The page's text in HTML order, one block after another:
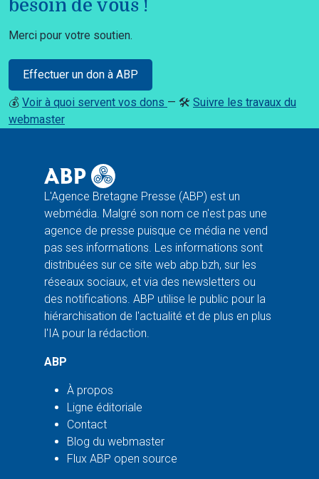
besoin de vous !
Merci pour votre soutien.
Effectuer un don à ABP
💰 Voir à quoi servent vos dons — 🛠️ Suivre les travaux du
webmaster
L'Agence Bretagne Presse (ABP) est un
webmédia. Malgré son nom ce n'est pas une
agence de presse puisque ce média ne vend
pas ses informations. Les informations sont
distribuées sur ce site web abp.bzh, sur les
réseaux sociaux, et via des newsletters ou
des notifications. ABP utilise le public pour la
hiérarchisation de l'actualité et de plus en plus
l'IA pour la rédaction.
ABP
À propos
Ligne éditoriale
Contact
Blog du webmaster
Flux ABP open source